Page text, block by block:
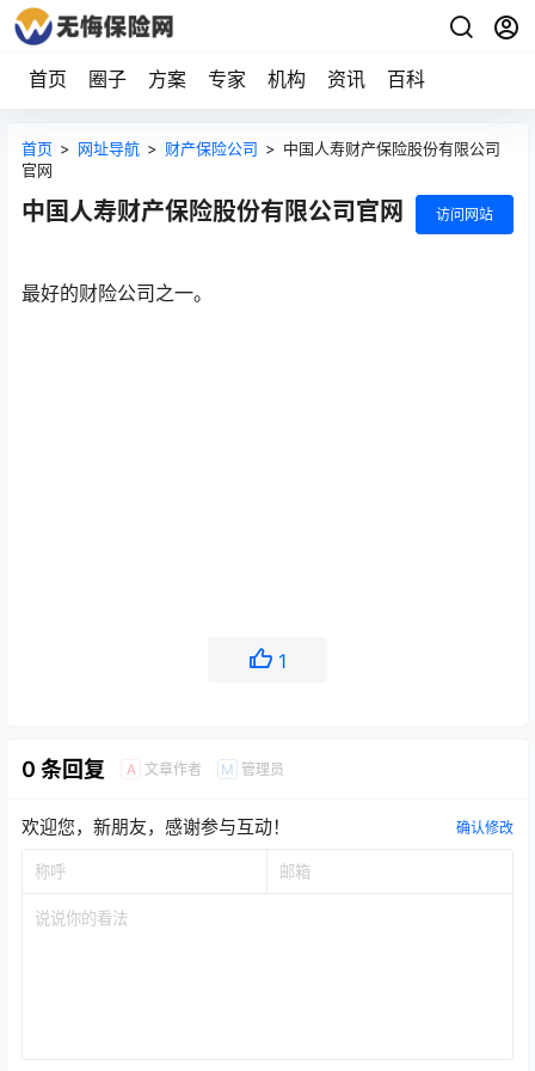
首页 圈子 方案 专家 机构 资讯 百科
首页 > 网址导航 > 财产保险公司 > 中国人寿财产保险股份有限公司
官网
中国人寿财产保险股份有限公司官网 访问网站
最好的财险公司之一。
1
0 条回复 A 文章作者 M 管理员
欢迎您，新朋友，感谢参与互动！ 确认修改